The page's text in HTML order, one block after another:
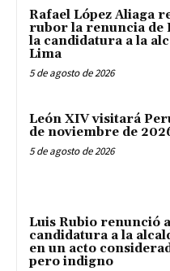
Rafael López Aliaga
rubor la renuncia de
la candidatura a la
Lima
5 de agosto de 2026
León XIV visitará
de noviembre de
5 de agosto de 2026
Luis Rubio renunció
candidatura a la
en un acto
pero indigno